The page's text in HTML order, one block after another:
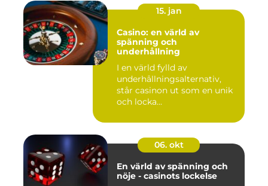
15. jan
Casino: en värld av
spänning och
underhållning
I en värld fylld av
underhållningsalternativ,
står casinon ut som en unik
och locka...
06. okt
En värld av spänning och
nöje - casinots lockelse